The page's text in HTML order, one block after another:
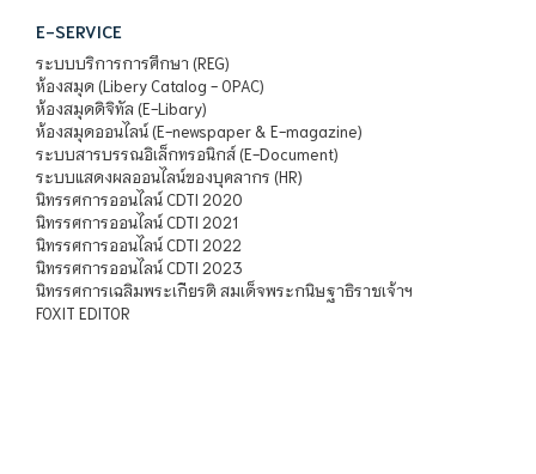
E-SERVICE
ระบบบริการการศึกษา (REG)
ห้องสมุด (Libery Catalog - OPAC)
ห้องสมุดดิจิทัล (E-Libary)
ห้องสมุดออนไลน์ (E-newspaper & E-magazine)
ระบบสารบรรณอิเล็กทรอนิกส์ (E-Document)
ระบบแสดงผลออนไลน์ของบุคลากร (HR)
นิทรรศการออนไลน์ CDTI 2020
นิทรรศการออนไลน์ CDTI 2021
นิทรรศการออนไลน์ CDTI 2022
นิทรรศการออนไลน์ CDTI 2023
นิทรรศการเฉลิมพระเกียรติ สมเด็จพระกนิษฐาธิราชเจ้าฯ
FOXIT EDITOR